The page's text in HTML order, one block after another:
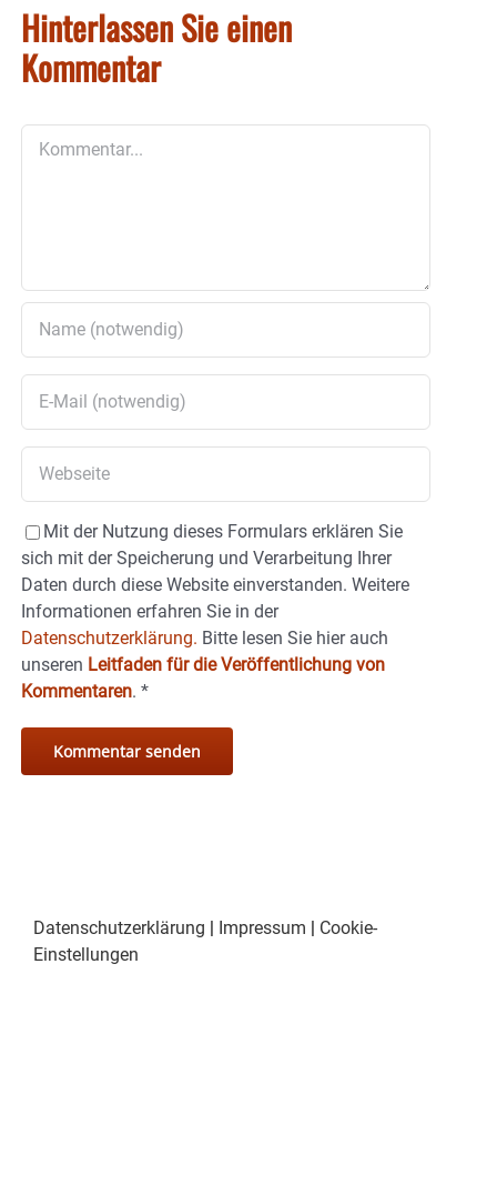
Hinterlassen Sie einen
Kommentar
Mit der Nutzung dieses Formulars erklären Sie
sich mit der Speicherung und Verarbeitung Ihrer
Daten durch diese Website einverstanden. Weitere
Informationen erfahren Sie in der
Datenschutzerklärung. Bitte lesen Sie hier auch
unseren Leitfaden für die Veröffentlichung von
Kommentaren. *
Datenschutzerklärung | Impressum | Cookie-
Einstellungen